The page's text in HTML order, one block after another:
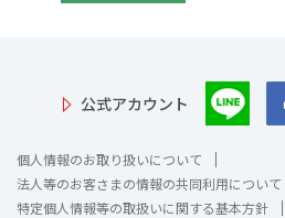
公式アカウント
個人情報のお取り扱いについて
法人等のお客さまの情報の共同利用について
特定個人情報等の取扱いに関する基本方針